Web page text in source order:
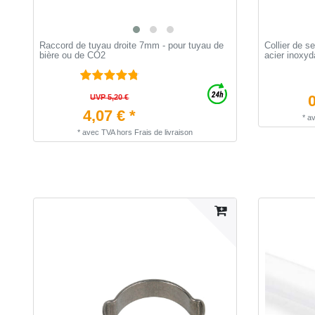
Raccord de tuyau droite 7mm - pour tuyau de
bière ou de CO2
UVP 5,20 €
4,07 € *
* avec TVAhors Frais de livraison
Collier de
acier
*